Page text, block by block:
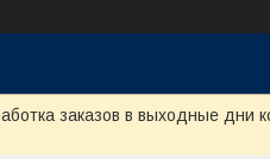
заказов в выходные дни